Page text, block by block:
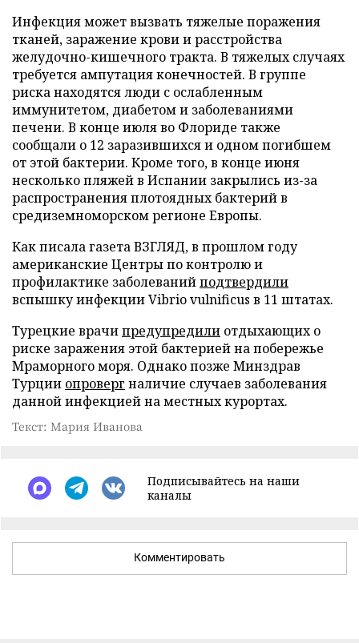
Инфекция может вызвать тяжелые поражения
тканей, заражение крови и расстройства
желудочно-кишечного тракта. В тяжелых случаях
требуется ампутация конечностей. В группе
риска находятся люди с ослабленным
иммунитетом, диабетом и заболеваниями
печени. В конце июля во Флориде также
сообщали о 12 заразившихся и одном погибшем
от этой бактерии. Кроме того, в конце июня
несколько пляжей в Испании закрылись из-за
распространения плотоядных бактерий в
средиземноморском регионе Европы.
Как писала газета ВЗГЛЯД, в прошлом году
американские Центры по контролю и
профилактике заболеванийподтвердили
вспышку инфекции Vibrio vulnificus в 11 штатах.
Турецкие врачипредупредили отдыхающих о
риске заражения этой бактерией на побережье
Мраморного моря. Однако позже Минздрав
Турции опроверг наличие случаев заболевания
данной инфекцией на местных курортах.
Текст: Мария Иванова
Подписывайтесь на наши
каналы
Комментировать